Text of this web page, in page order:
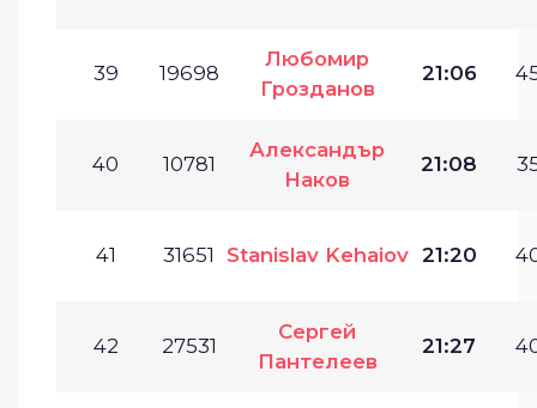
39 19698
Любомир
Грозданов
21:06
40 10781
Александър
Наков
21:08
41 31651 Stanislav Kehaiov 21:20
42 27531
Сергей
Пантелеев
21:27